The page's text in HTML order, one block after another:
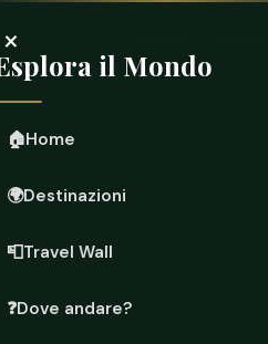
×
il Mondo
🏠Home
🌍Destinazioni
📮Travel Wall
❓Dove andare?